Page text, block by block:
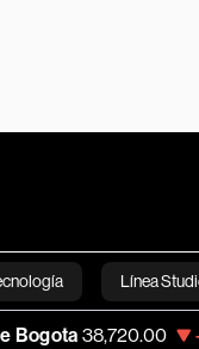
Línea
English-0.21%